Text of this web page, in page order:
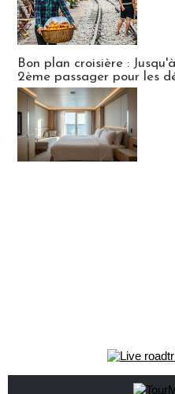
Bon plan croisière :
2ème passager pour les